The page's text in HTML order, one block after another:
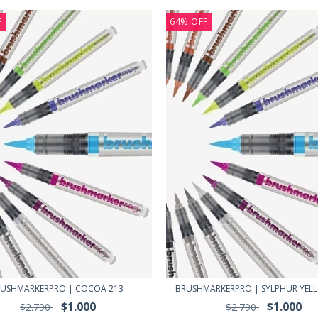
| COCOA 213
$2.790 $1.000
64% OFF
BRUSHMARKERPRO | SYLPHUR
$2.790 $1.000